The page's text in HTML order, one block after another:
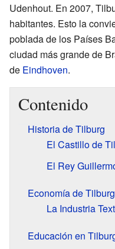
Udenhout. En 2007,
habitantes. Esto la
poblada de los Países
ciudad más grande de
de Eindhoven.
Contenido
Historia de Tilburg
El Castillo de
El Rey
Economía de Tilburg
La Industria
Educación en